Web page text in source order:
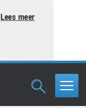
Lees meer